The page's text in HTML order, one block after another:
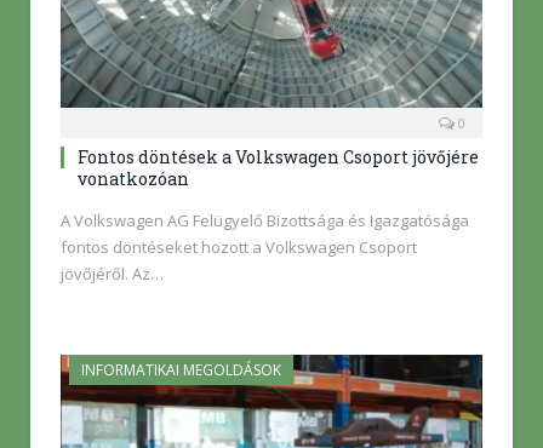
0
Fontos döntések a Volkswagen Csoport jövőjére
vonatkozóan
A Volkswagen AG Felügyelő Bizottsága és Igazgatósága
fontos döntéseket hozott a Volkswagen Csoport
jövőjéről. Az…
INFORMATIKAI MEGOLDÁSOK